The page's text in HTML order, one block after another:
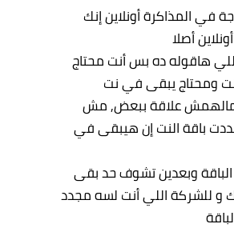
في المذاكرة أونلاين إنك
أصلا
هاقوله ده بس أنت محتاج
ومحتاج يبقى في نت
مالهمش علاقة ببعض, مش
باقة النت إن هيبقى في
وبعدين تشوف حد بقى
و للشركة اللي أنت لسه مجدد